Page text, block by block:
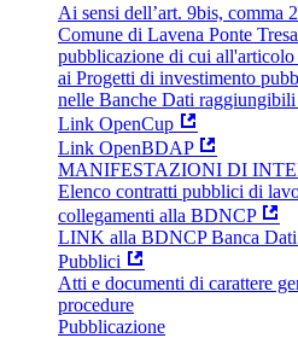
Ai sensi dell’art. 9bis, comma
Comune di Lavena Ponte
pubblicazione di cui
ai Progetti di investimento
nelle Banche Dati
Link OpenCup
Link OpenBDAP
MANIFESTAZIONI DI
Elenco contratti pubblici di
collegamenti alla BDNCP
LINK alla BDNCP Banca
Pubblici
Atti e documenti di carattere
procedure
Pubblicazione